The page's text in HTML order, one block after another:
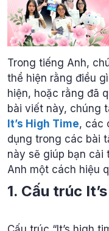
Trong tiếng Anh,
thể hiện rằng điều
hiện, hoặc rằng đã
bài viết này, chúng
It’s High Time, các
dụng trong các bài
này sẽ giúp bạn cải
Anh một cách hiệu
1. Cấu trúc